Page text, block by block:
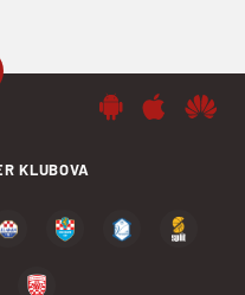
KLUBOVA